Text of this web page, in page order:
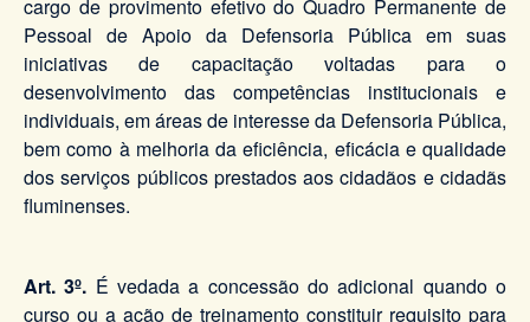
cargo de provimento efetivo do Quadro Permanente de
Pessoal de Apoio da Defensoria Pública em suas
iniciativas de capacitação voltadas para o
desenvolvimento das competências institucionais e
individuais, em áreas de interesse da Defensoria Pública,
bem como à melhoria da eficiência, eficácia e qualidade
dos serviços públicos prestados aos cidadãos e cidadãs
fluminenses.
Art. 3º. É vedada a concessão do adicional quando o
curso ou a ação de treinamento constituir requisito para